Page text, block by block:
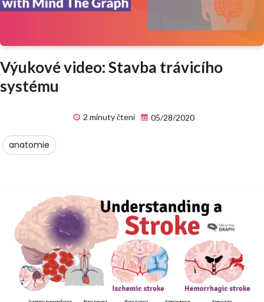
Výukové video: Stavba trávicího
systému
2 minuty čtení 05/28/2020
anatomie